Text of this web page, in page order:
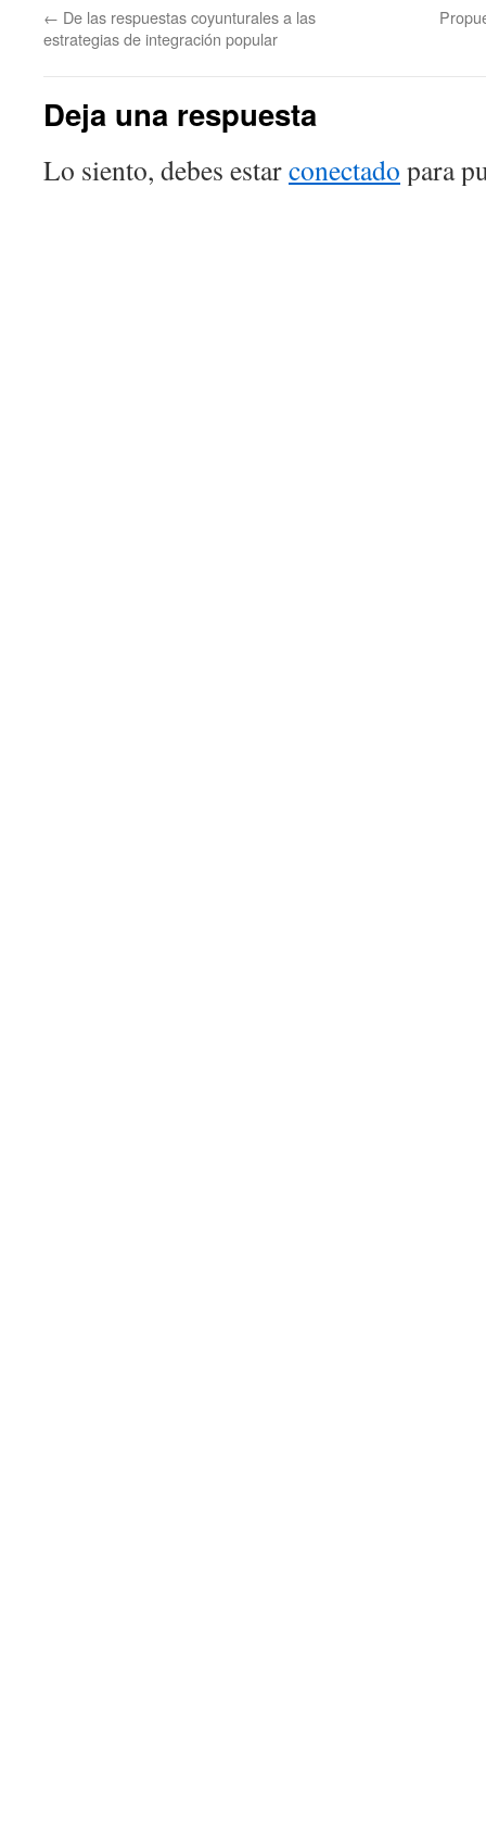
← De las respuestas coyunturales a las
estrategias de integración popular
Deja una respuesta
Lo siento, debes estarconectado para